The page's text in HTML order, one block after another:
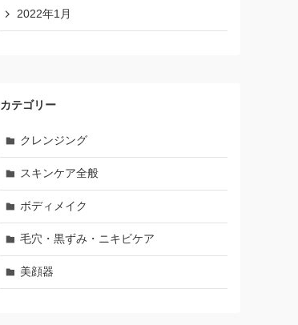
2022年1月
カテゴリー
クレンジング
スキンケア全般
ボディメイク
毛穴・黒ずみ・ニキビケア
美顔器